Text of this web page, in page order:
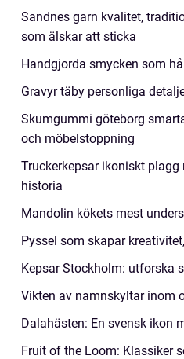
Sandnes garn kvalitet,
som älskar att sticka
Handgjorda smycken som
Gravyr täby personliga
Skumgummi göteborg
och möbelstoppning
Truckerkepsar ikoniskt
historia
Mandolin kökets mest
Pyssel som skapar
Kepsar Stockholm: utforska
Vikten av namnskyltar inom
Dalahästen: En svensk ikon
Fruit of the Loom: Klassiker